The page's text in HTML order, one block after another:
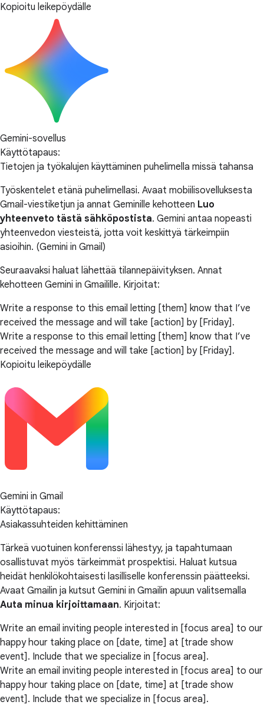
Kopioitu leikepöydälle
Gemini-sovellus
Käyttötapaus:
Tietojen ja työkalujen käyttäminen puhelimella missä tahansa
Työskentelet etänä puhelimellasi. Avaat mobiilisovelluksesta
Gmail-viestiketjun ja annat Geminille kehotteen Luo
yhteenveto tästä sähköpostista. Gemini antaa nopeasti
yhteenvedon viesteistä, jotta voit keskittyä tärkeimpiin
asioihin. (Gemini in Gmail)
Seuraavaksi haluat lähettää tilannepäivityksen. Annat
kehotteen Gemini in Gmailille. Kirjoitat:
Write a response to this email letting [them] know that I’ve
received the message and will take [action] by [Friday].
Write a response to this email letting [them] know that I’ve
received the message and will take [action] by [Friday].
Kopioitu leikepöydälle
Gemini in Gmail
Käyttötapaus:
Asiakassuhteiden kehittäminen
Tärkeä vuotuinen konferenssi lähestyy, ja tapahtumaan
osallistuvat myös tärkeimmät prospektisi. Haluat kutsua
heidät henkilökohtaisesti lasilliselle konferenssin päätteeksi.
Avaat Gmailin ja kutsut Gemini in Gmailin apuun valitsemalla
Auta minua kirjoittamaan. Kirjoitat:
Write an email inviting people interested in [focus area] to our
happy hour taking place on [date, time] at [trade show
event]. Include that we specialize in [focus area].
Write an email inviting people interested in [focus area] to our
happy hour taking place on [date, time] at [trade show
event]. Include that we specialize in [focus area].